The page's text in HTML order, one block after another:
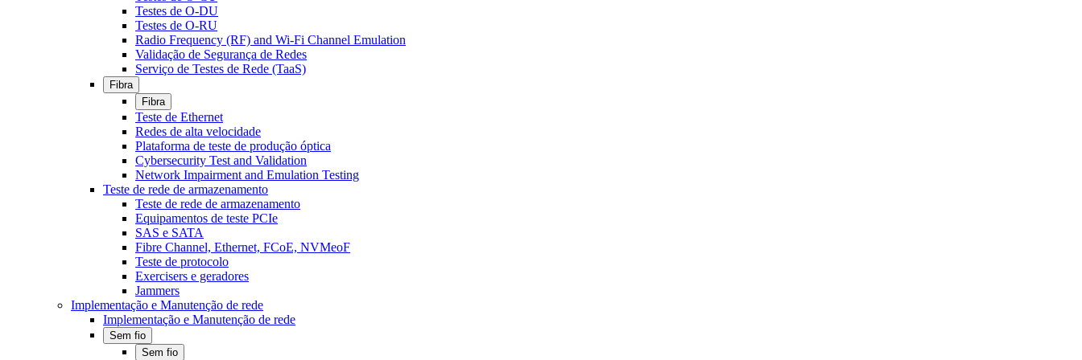
Testes de O-DU
Testes de O-RU
Radio Frequency (RF) and Wi-Fi Channel Emulation
Validação de Segurança de Redes
Serviço de Testes de Rede (TaaS)
Fibra
Fibra
Teste de Ethernet
Redes de alta velocidade
Plataforma de teste de produção óptica
Cybersecurity Test and Validation
Network Impairment and Emulation Testing
Teste de rede de armazenamento
Teste de rede de armazenamento
Equipamentos de teste PCIe
SAS e SATA
Fibre Channel, Ethernet, FCoE, NVMeoF
Teste de protocolo
Exercisers e geradores
Jammers
Implementação e Manutenção de rede
Implementação e Manutenção de rede
Sem fio
Sem fio